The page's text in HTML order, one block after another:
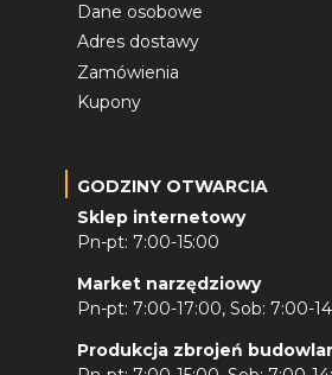
Dane osobowe
Adres dostawy
Zamówienia
Kupony
GODZINY OTWARCIA
Sklep internetowy
Pn-pt: 7:00-15:00
Market narzędziowy
Pn-pt: 7:00-17:00, Sob: 7:00-
Produkcja zbrojeń